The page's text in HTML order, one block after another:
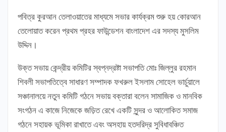
পবিত্র কুরআন তেলাওয়াতের মাধ্যমে সভার কার্যক্রম শুরু হয় কোরআন
তেলোয়াত করেন প্রথম প্রহর ফাউন্ডেশন বাংলাদেশ এর সদস্য মুসলিম
উদ্দিন।
উক্ত সভায় কেন্দ্রীয় কমিটির স্বপ্নদ্রষ্টা সভাপতি মোঃ জিল্লুর রহমান
শিবলী সভাপতিত্বে সাধারণ সম্পাদক ফখরুল ইসলাম সোহেল ভার্চুয়ালে
সঞ্চানালয়ে নতুন কমিটি গঠনে সভায় বক্তারা বলেন সামাজিক ও মানবিক
সংগঠন এ কাজে নিজেকে জড়িত রেখে একটি সুন্দর ও আলোকিত সমাজ
গঠনে সহায়ক ভূমিকা রাখাতে এবং অসহায় হতদরিদ্র সুবিধাবঞ্চিত